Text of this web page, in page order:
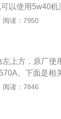
以使用5w40机
达尔等品牌。
承受-30°C的
会更顺畅，后
保持粘度指标
换的方法如下
手拧松油滴螺
；在新的机油
阅读：7950
上方，原厂使
。下面是相
端子存在一定
面涂抹油脂，
阅读：7846